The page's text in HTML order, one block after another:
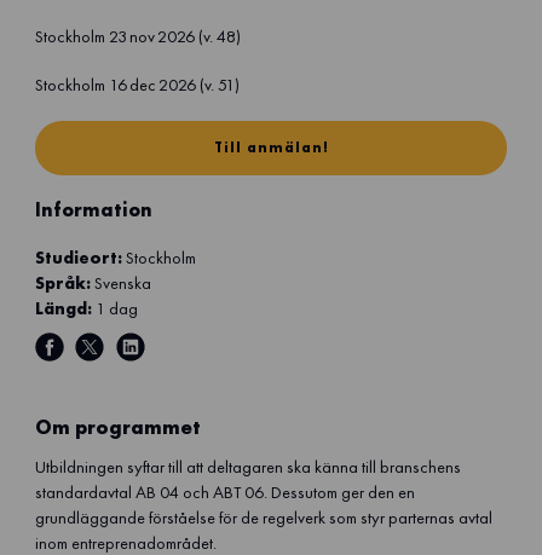
Stockholm 23 nov 2026 (v. 48)
Stockholm 16 dec 2026 (v. 51)
Till anmälan!
Information
Studieort:Stockholm
Språk:Svenska
Längd: 1 dag
s
r
e
s
r
e
x
s
r
o
n
Om programmet
Utbildningen syftar till att deltagaren ska känna till branschens
standardavtal AB 04 och ABT 06. Dessutom ger den en
grundläggande förståelse för de regelverk som styr parternas avtal
inom entreprenadområdet.